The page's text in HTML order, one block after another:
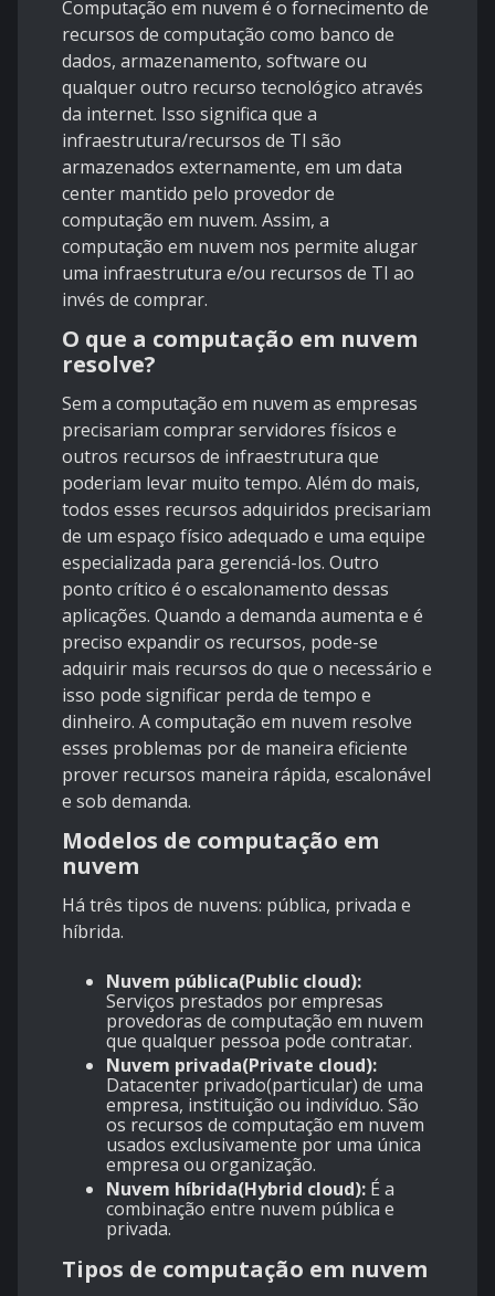
Computação em nuvem é o fornecimento de
recursos de computação como banco de
dados, armazenamento, software ou
qualquer outro recurso tecnológico através
da internet. Isso significa que a
infraestrutura/recursos de TI são
armazenados externamente, em um data
center mantido pelo provedor de
computação em nuvem. Assim, a
computação em nuvem nos permite alugar
uma infraestrutura e/ou recursos de TI ao
invés de comprar.
O que a computação em nuvem
resolve?
Sem a computação em nuvem as empresas
precisariam comprar servidores físicos e
outros recursos de infraestrutura que
poderiam levar muito tempo. Além do mais,
todos esses recursos adquiridos precisariam
de um espaço físico adequado e uma equipe
especializada para gerenciá-los. Outro
ponto crítico é o escalonamento dessas
aplicações. Quando a demanda aumenta e é
preciso expandir os recursos, pode-se
adquirir mais recursos do que o necessário e
isso pode significar perda de tempo e
dinheiro. A computação em nuvem resolve
esses problemas por de maneira eficiente
prover recursos maneira rápida, escalonável
e sob demanda.
Modelos de computação em
nuvem
Há três tipos de nuvens: pública, privada e
híbrida.
Nuvem pública(Public cloud):
Serviços prestados por empresas
provedoras de computação em nuvem
que qualquer pessoa pode contratar.
Nuvem privada(Private cloud):
Datacenter privado(particular) de uma
empresa, instituição ou indivíduo. São
os recursos de computação em nuvem
usados exclusivamente por uma única
empresa ou organização.
Nuvem híbrida(Hybrid cloud): É a
combinação entre nuvem pública e
privada.
Tipos de computação em nuvem